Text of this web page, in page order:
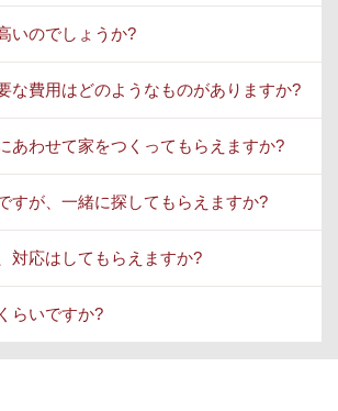
いのでしょうか?
な費用はどのようなものがありますか?
あわせて家をつくってもらえますか?
すが、一緒に探してもらえますか?
対応はしてもらえますか?
らいですか?